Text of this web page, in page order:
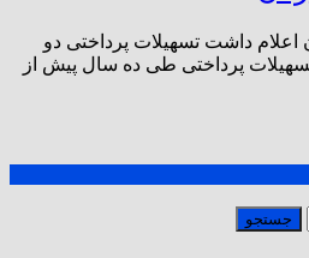
اعلام داشت تسهیلات پرداختی دو
پرداختی طی ده سال پیش از